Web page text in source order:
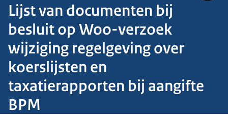
Lijst van documenten bij
besluit op Woo-verzoek
wijziging regelgeving over
koerslijsten en
taxatierapporten bij aangifte
BPM